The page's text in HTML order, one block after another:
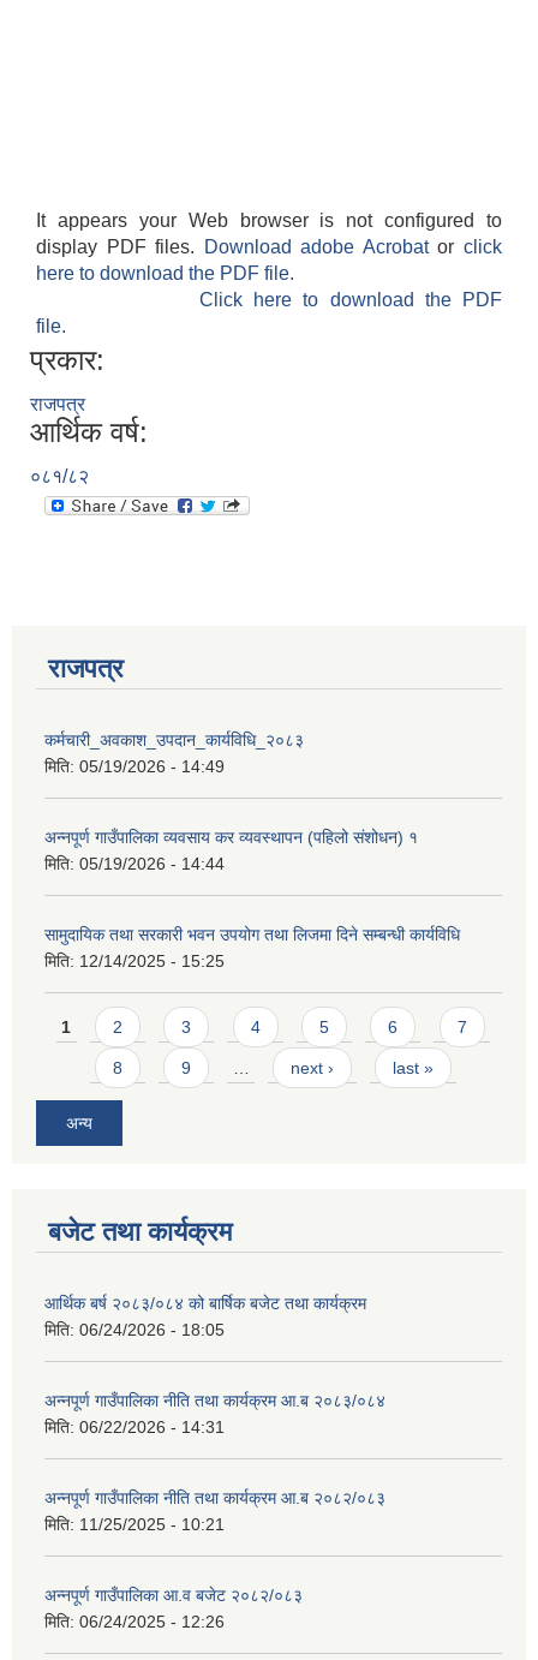
It appears your Web browser is not configured to
display PDF files.
Download adobe Acrobatorclick
here to download the PDF file.
Click here to download the PDF
file.
प्रकार:
राजपत्र
आर्थिक वर्ष:
०८१/८२
राजपत्र
कर्मचारी_अवकाश_उपदान_कार्यविधि_२०८३
मिति: 05/19/2026 - 14:49
अन्नपूर्ण गाउँपालिका व्यवसाय कर व्यवस्थापन (पहिलो संशोधन) १
मिति: 05/19/2026 - 14:44
सामुदायिक तथा सरकारी भवन उपयोग तथा लिजमा दिने सम्बन्धी कार्यविधि
मिति: 12/14/2025 - 15:25
Pages
1 2 3 4 5 6 7
8 9 next › last »
अन्य
बजेट तथा कार्यक्रम
आर्थिक बर्ष २०८३/०८४ को बार्षिक बजेट तथा कार्यक्रम
मिति: 06/24/2026 - 18:05
अन्नपूर्ण गाउँपालिका नीति तथा कार्यक्रम आ.ब २०८३/०८४
मिति: 06/22/2026 - 14:31
अन्नपूर्ण गाउँपालिका नीति तथा कार्यक्रम आ.ब २०८२/०८३
मिति: 11/25/2025 - 10:21
अन्नपूर्ण गाउँपालिका आ.व बजेट २०८२/०८३
मिति: 06/24/2025 - 12:26